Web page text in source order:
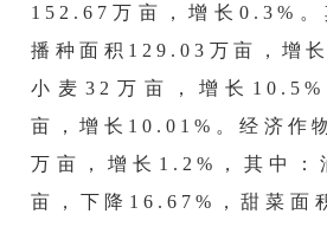
152.67 万亩，增长0.3%
播种面积 129.03 万亩， 增长
小麦 32 万亩，增长 10.5
亩，增长 10.01%。经济作
万亩， 增长 1.2 %，其中：
亩，下降 16.67 %，甜菜面